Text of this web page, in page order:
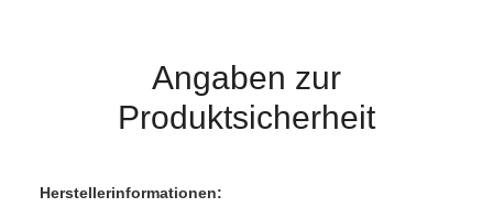
Angaben zur
Produktsicherheit
Herstellerinformationen: